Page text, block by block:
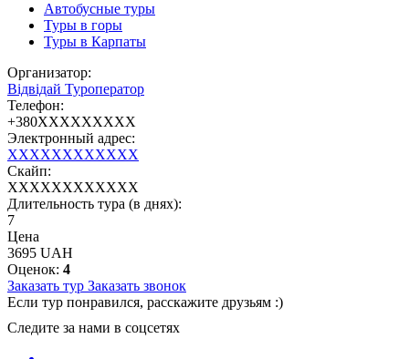
Автобусные туры
Туры в горы
Туры в Карпаты
Организатор:
Відвідай Туроператор
Телефон:
+380XXXXXXXXX
Электронный адрес:
XXXXXXXXXXXX
Скайп:
XXXXXXXXXXXX
Длительность тура (в днях):
7
Цена
3695 UAH
Оценок: 4
Заказать тур Заказать звонок
Если тур понравился, расскажите друзьям :)
Следите за нами в соцсетях